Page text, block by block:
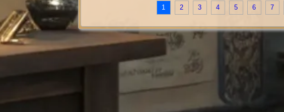
1 2 3 4 5 6 7